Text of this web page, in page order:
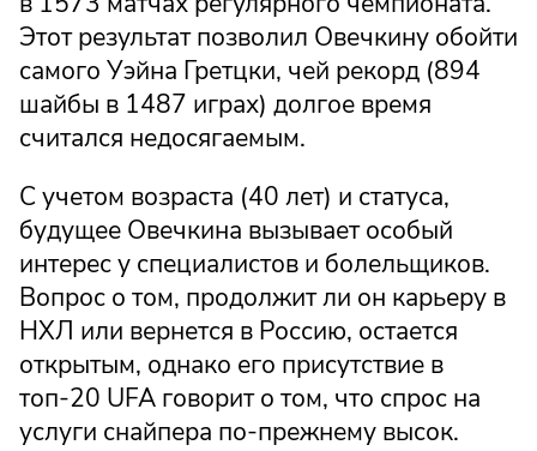
Этот результат позволил Овечкину обойти
самого Уэйна Гретцки, чей рекорд (894
шайбы в 1487 играх) долгое время
считался недосягаемым.
С учетом возраста (40 лет) и статуса,
будущее Овечкина вызывает особый
интерес у специалистов и болельщиков.
Вопрос о том, продолжит ли он карьеру в
НХЛ или вернется в Россию, остается
открытым, однако его присутствие в
топ-20 UFA говорит о том, что спрос на
услуги снайпера по-прежнему высок.